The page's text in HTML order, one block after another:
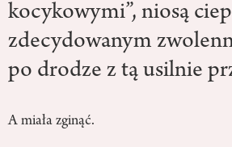
kocykowymi”, niosą
zdecydowanym
po drodze z tą usilnie
A miała zginąć.